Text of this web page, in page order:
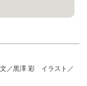
／黒澤 彩 イラスト／